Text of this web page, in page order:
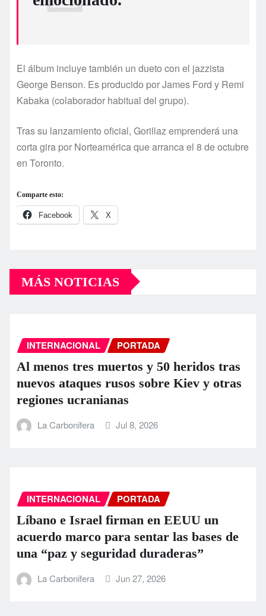
El álbum incluye también un dueto con el jazzista
George Benson. Es producido por James Ford y Remi
Kabaka (colaborador habitual del grupo).
Tras su lanzamiento oficial, Gorillaz emprenderá una
corta gira por Norteamérica que arranca el 8 de octubre
en Toronto.
Comparte esto:
Facebook X
MÁS NOTICIAS
INTERNACIONAL PORTADA
Al menos tres muertos y 50 heridos tras
nuevos ataques rusos sobre Kiev y otras
regiones ucranianas
La Carbonifera Jul 8, 2026
INTERNACIONAL PORTADA
Líbano e Israel firman en EEUU un
acuerdo marco para sentar las bases de
una “paz y seguridad duraderas”
La Carbonifera Jun 27, 2026